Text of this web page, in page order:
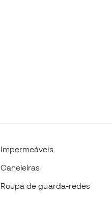
Impermeáveis
Caneleiras
Roupa de guarda-redes